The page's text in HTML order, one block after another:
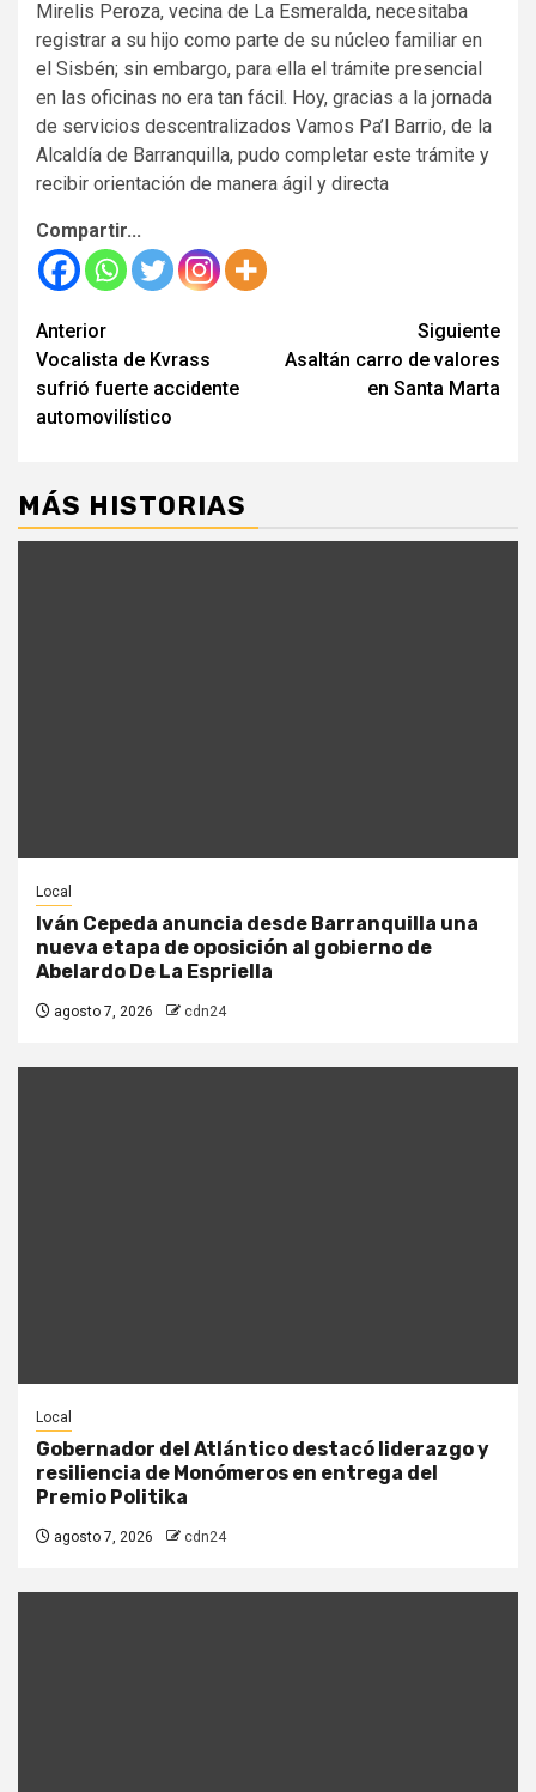
Mirelis Peroza, vecina de La Esmeralda, necesitaba
registrar a su hijo como parte de su núcleo familiar en
el Sisbén; sin embargo, para ella el trámite presencial
en las oficinas no era tan fácil. Hoy, gracias a la jornada
de servicios descentralizados Vamos Pa’l Barrio, de la
Alcaldía de Barranquilla, pudo completar este trámite y
recibir orientación de manera ágil y directa
Compartir...
Seguir
leyendo
Anterior
Vocalista de Kvrass
sufrió fuerte accidente
automovilístico
Siguiente
Asaltán carro de valores
en Santa Marta
MÁS HISTORIAS
Local
Iván Cepeda anuncia desde Barranquilla una
nueva etapa de oposición al gobierno de
Abelardo De La Espriella
agosto 7, 2026 cdn24
Local
Gobernador del Atlántico destacó liderazgo y
resiliencia de Monómeros en entrega del
Premio Politika
agosto 7, 2026 cdn24